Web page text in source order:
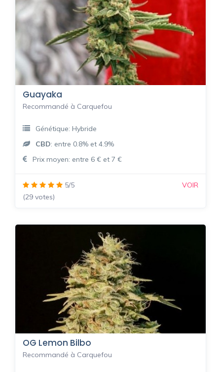
Guayaka
Recommandé à Carquefou
Génétique: Hybride
CBD: entre 0.8% et 4.9%
Prix moyen: entre 6 € et 7 €
5/5
(29 votes)
VOIR
OG Lemon Bilbo
Recommandé à Carquefou